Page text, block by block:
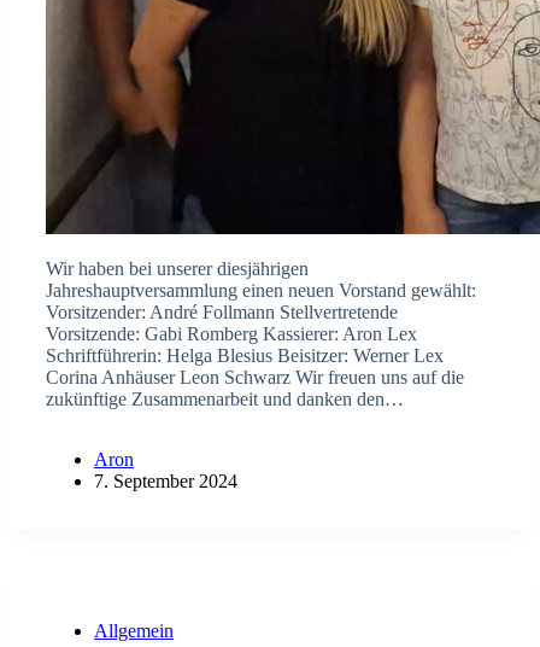
Wir haben bei unserer diesjährigen
Jahreshauptversammlung einen neuen Vorstand gewählt:
Vorsitzender: André Follmann Stellvertretende
Vorsitzende: Gabi Romberg Kassierer: Aron Lex
Schriftführerin: Helga Blesius Beisitzer: Werner Lex
Corina Anhäuser Leon Schwarz Wir freuen uns auf die
zukünftige Zusammenarbeit und danken den…
Aron
7. September 2024
Allgemein